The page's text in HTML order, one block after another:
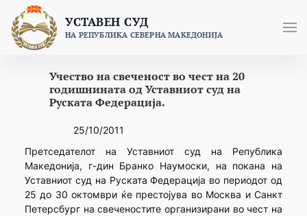
content
УСТАВЕН СУД
НА РЕПУБЛИКА СЕВЕРНА МАКЕДОНИЈА
Учество на свеченост во чест на 20
годишнината од Уставниот суд на
Руската Федерација.
25/10/2011
Претседателот на Уставниот суд на Република
Македонија, г-дин Бранко Наумоски, на покана на
Уставниот суд на Руската Федерација во периодот од
25 до 30 октомври ќе престојува во Москва и Санкт
Петерсбург на свеченостите организирани во чест на